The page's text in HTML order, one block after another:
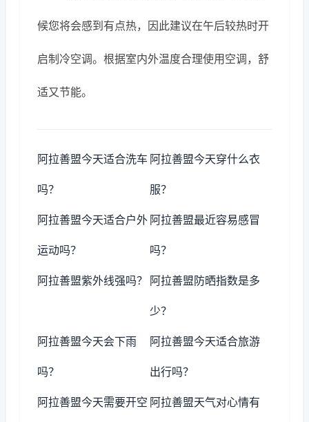
候您将会感到有点热，因此建议在午后较热时开
启制冷空调。根据室内外温度合理使用空调，舒
适又节能。
阿拉善盟今天适合洗车
吗？
阿拉善盟今天穿什么衣
服？
阿拉善盟今天适合户外
运动吗？
阿拉善盟最近容易感冒
吗？
阿拉善盟紫外线强吗？ 阿拉善盟防晒指数是多
少？
阿拉善盟今天会下雨
吗？
阿拉善盟今天适合旅游
出行吗？
阿拉善盟今天需要开空 阿拉善盟天气对心情有